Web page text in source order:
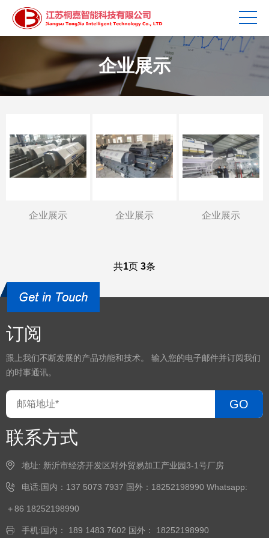
企业展示
企业展示 企业展示 企业展示
共1页 3条
订阅
跟上我们不断发展的产品功能和技术。 输入您的电子邮件并订阅我们
的时事通讯。
GO
联系方式
地址: 新沂市经济开发区对外贸易加工产业园3-1号厂房
电话:国内：137 5073 7937 国外：18252198990 Whatsapp:
＋86 18252198990
手机:国内： 189 1483 7602 国外： 18252198990